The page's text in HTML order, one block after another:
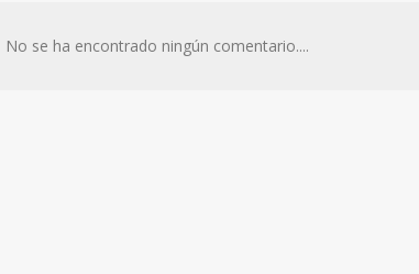
No se ha encontrado ningún comentario....